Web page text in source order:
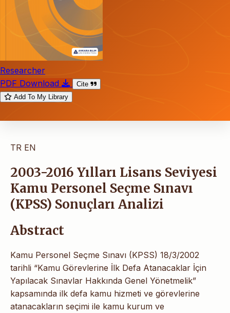
Researcher
PDF Download
Cite
Add To My Library
TR EN
2003-2016 Yılları Lisans Seviyesi
Kamu Personel Seçme Sınavı
(KPSS) Sonuçları Analizi
Abstract
Kamu Personel Seçme Sınavı (KPSS) 18/3/2002
tarihli “Kamu Görevlerine İlk Defa Atanacaklar İçin
Yapılacak Sınavlar Hakkında Genel Yönetmelik”
kapsamında ilk defa kamu hizmeti ve görevlerine
atanacakların seçimi ile kamu kurum ve